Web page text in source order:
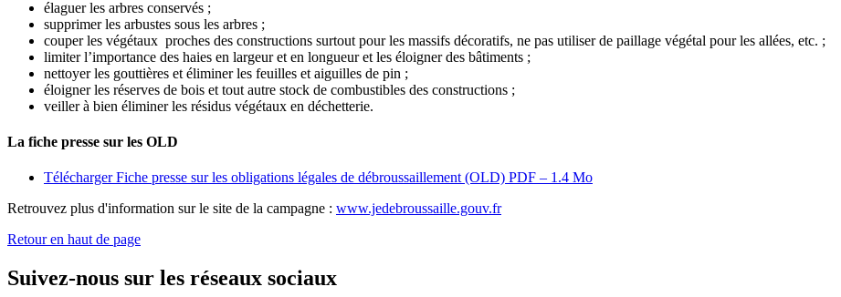
élaguer les arbres conservés ;
supprimer les arbustes sous les arbres ;
couper les végétaux proches des constructions surtout pour les massifs décoratifs, ne pas utiliser de paillage végétal pour les allées, etc. ;
limiter l’importance des haies en largeur et en longueur et les éloigner des bâtiments ;
nettoyer les gouttières et éliminer les feuilles et aiguilles de pin ;
éloigner les réserves de bois et tout autre stock de combustibles des constructions ;
veiller à bien éliminer les résidus végétaux en déchetterie.
La fiche presse sur les OLD
Télécharger Fiche presse sur les obligations légales de débroussaillement (OLD) PDF – 1.4 Mo
Retrouvez plus d'information sur le site de la campagne : www.jedebroussaille.gouv.fr
Retour en haut de page
Suivez-nous sur les réseaux sociaux